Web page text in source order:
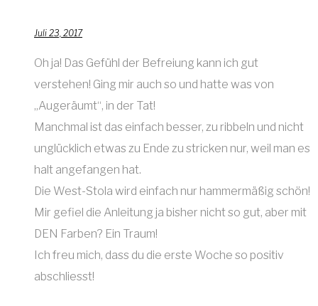
Juli 23, 2017
Oh ja! Das Gefühl der Befreiung kann ich gut
verstehen! Ging mir auch so und hatte was von
„Augeräumt“, in der Tat!
Manchmal ist das einfach besser, zu ribbeln und nicht
unglücklich etwas zu Ende zu stricken nur, weil man es
halt angefangen hat.
Die West-Stola wird einfach nur hammermäßig schön!
Mir gefiel die Anleitung ja bisher nicht so gut, aber mit
DEN Farben? Ein Traum!
Ich freu mich, dass du die erste Woche so positiv
abschliesst!